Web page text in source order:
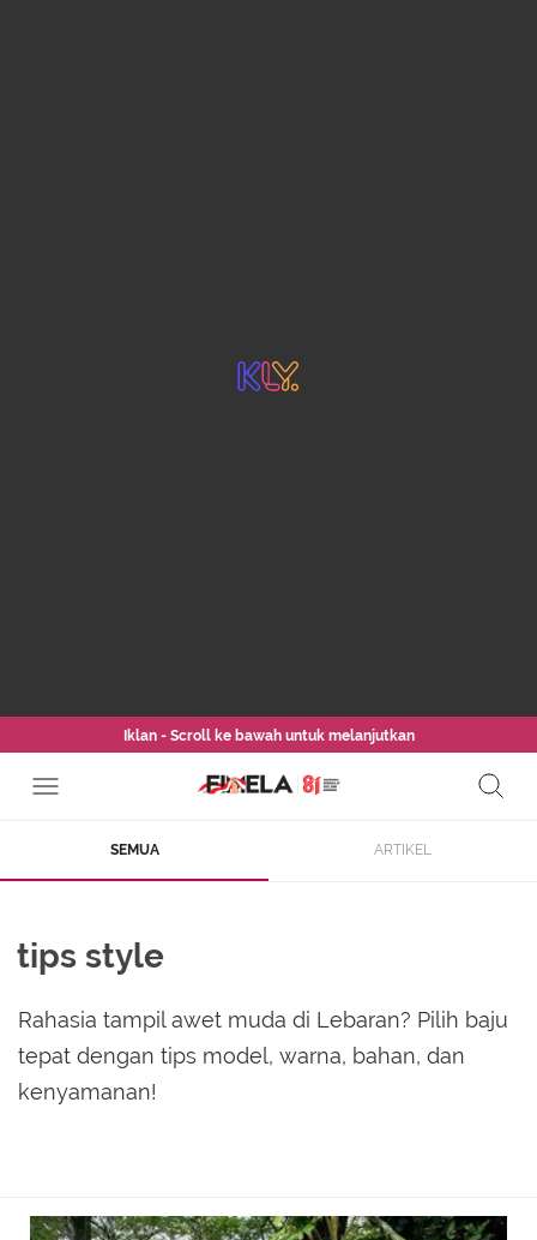
Iklan - Scroll ke bawah untuk melanjutkan
SEMUA ARTIKEL
tips style
Rahasia tampil awet muda di Lebaran? Pilih baju
tepat dengan tips model, warna, bahan, dan
kenyamanan!